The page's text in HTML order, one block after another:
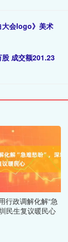
大会logo》美术
成交额201.23
行政调解化解“急
民生复议暖民心